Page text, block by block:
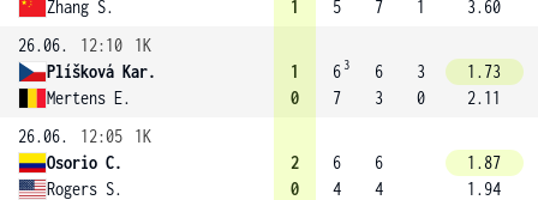
Zhang S.
1
5
7
1
3.60
26.06.
12:10
1K
Plíšková Kar.
Mertens E.
1
0
6 3
7
6
3
3
0
1.73
2.11
26.06.
12:05
1K
Osorio C.
Rogers S.
2
0
6
4
6
4
1.87
1.94